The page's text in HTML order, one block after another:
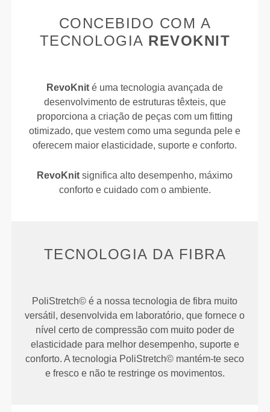
CONCEBIDO COM A
TECNOLOGIA REVOKNIT
RevoKnit é uma tecnologia avançada de
desenvolvimento de estruturas têxteis, que
proporciona a criação de peças com um fitting
otimizado, que vestem como uma segunda pele e
oferecem maior elasticidade, suporte e conforto.
RevoKnit significa alto desempenho, máximo
conforto e cuidado com o ambiente.
TECNOLOGIA DA FIBRA
PoliStretch© é a nossa tecnologia de fibra muito
versátil, desenvolvida em laboratório, que fornece o
nível certo de compressão com muito poder de
elasticidade para melhor desempenho, suporte e
conforto. A tecnologia PoliStretch© mantém-te seco
e fresco e não te restringe os movimentos.